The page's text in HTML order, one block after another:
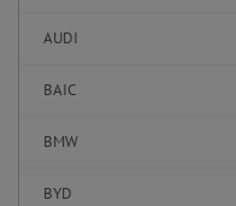
AUDI
BAIC
BMW
BYD